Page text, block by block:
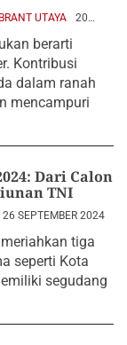
UTAYA
20
berarti
Kontribusi
dalam ranah
mencampuri
Dari Calon
TNI
26 SEPTEMBER 2024
tiga
seperti Kota
segudang